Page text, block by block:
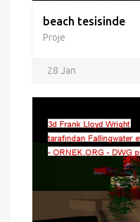
beach tesisinde
Proje
28 Jan